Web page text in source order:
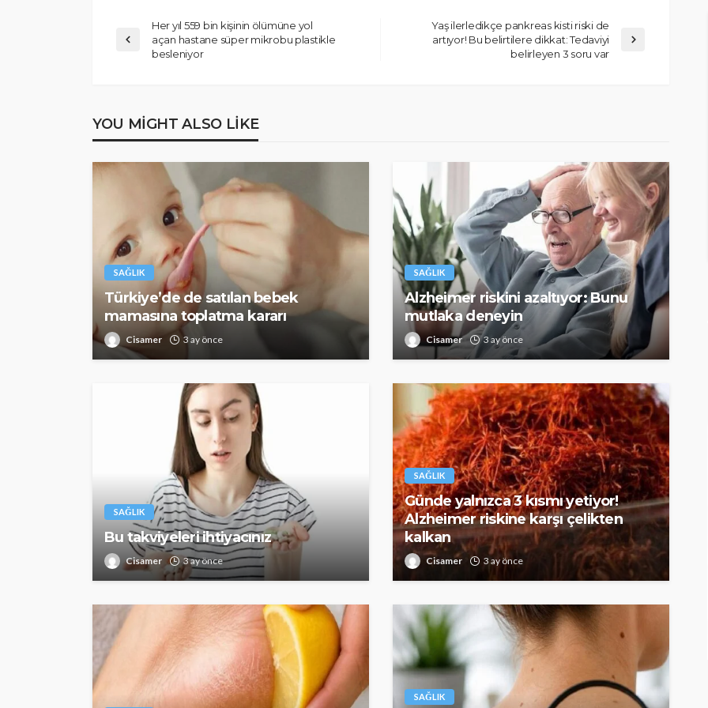
Her yıl 559 bin kişinin ölümüne yol
açan hastane süper mikrobu plastikle
besleniyor
Yaş ilerledikçe pankreas kisti riski de
artıyor! Bu belirtilere dikkat: Tedaviyi
belirleyen 3 soru var
YOU MIGHT ALSO LIKE
SAĞLIK
Türkiye’de de satılan bebek
mamasına toplatma kararı
Cisamer 3 ay önce
SAĞLIK
Alzheimer riskini azaltıyor: Bunu
mutlaka deneyin
Cisamer 3 ay önce
SAĞLIK
Bu takviyeleri ihtiyacınız
Cisamer 3 ay önce
SAĞLIK
Günde yalnızca 3 kısmı yetiyor!
Alzheimer riskine karşı çelikten
kalkan
Cisamer 3 ay önce
SAĞLIK
SAĞLIK
Günde yalnızca 3 kısmı
karşı çelikten kalkan
Cisamer 3 ay önce 395
SAĞLIK
mamasına toplatma kararı
Cisamer 3 ay önce